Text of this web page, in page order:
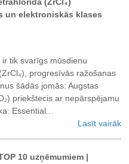
un elektroniskās klases
tik svarīgs mūsdienu
progresīvās ražošanas
šādās jomās: Augstas
priekštecis ar nepārspējamu
Essential...
Lasīt vairāk
10 uzņēmumiem |